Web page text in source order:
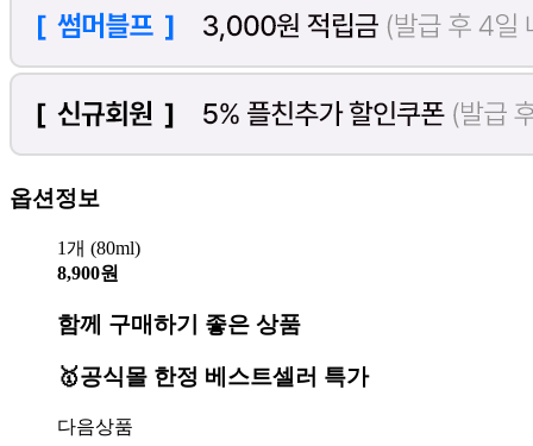
옵션정보
1개 (80ml)
8,900원
함께 구매하기 좋은 상품
🥇공식몰 한정 베스트셀러 특가
다음상품